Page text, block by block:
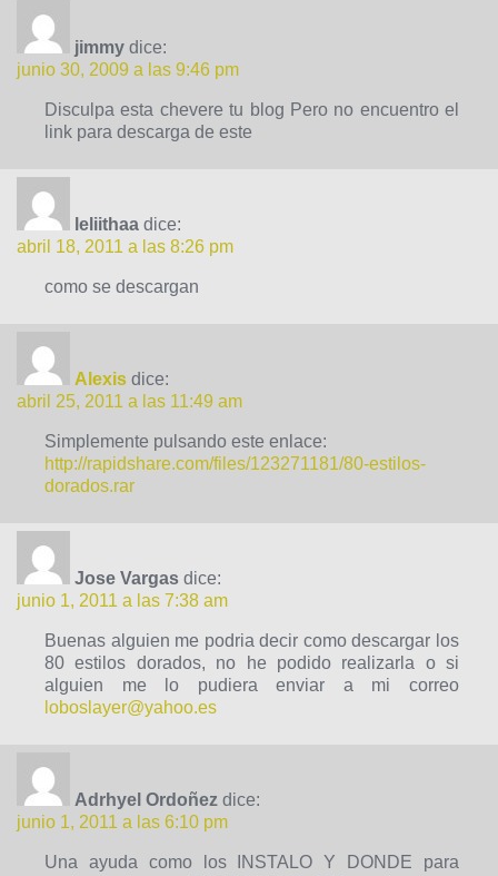
jimmy dice:
junio 30, 2009 a las 9:46 pm
Disculpa esta chevere tu blog Pero no encuentro el
link para descarga de este
leliithaa dice:
abril 18, 2011 a las 8:26 pm
como se descargan
Alexis dice:
abril 25, 2011 a las 11:49 am
Simplemente pulsando este enlace:
http://rapidshare.com/files/123271181/80-estilos-
dorados.rar
Jose Vargas dice:
junio 1, 2011 a las 7:38 am
Buenas alguien me podria decir como descargar los
80 estilos dorados, no he podido realizarla o si
alguien me lo pudiera enviar a mi correo
loboslayer@yahoo.es
Adrhyel Ordoñez dice:
junio 1, 2011 a las 6:10 pm
Una ayuda como los INSTALO Y DONDE para